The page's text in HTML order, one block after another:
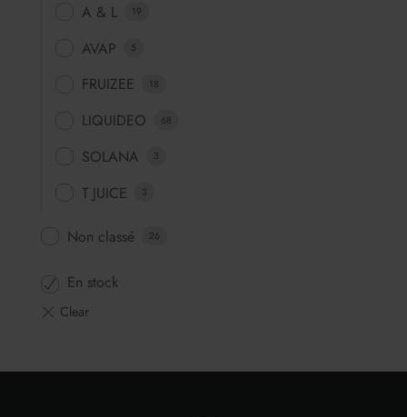
A & L 19
AVAP 5
FRUIZEE 18
LIQUIDEO 68
SOLANA 3
T JUICE 3
Non classé 26
En stock